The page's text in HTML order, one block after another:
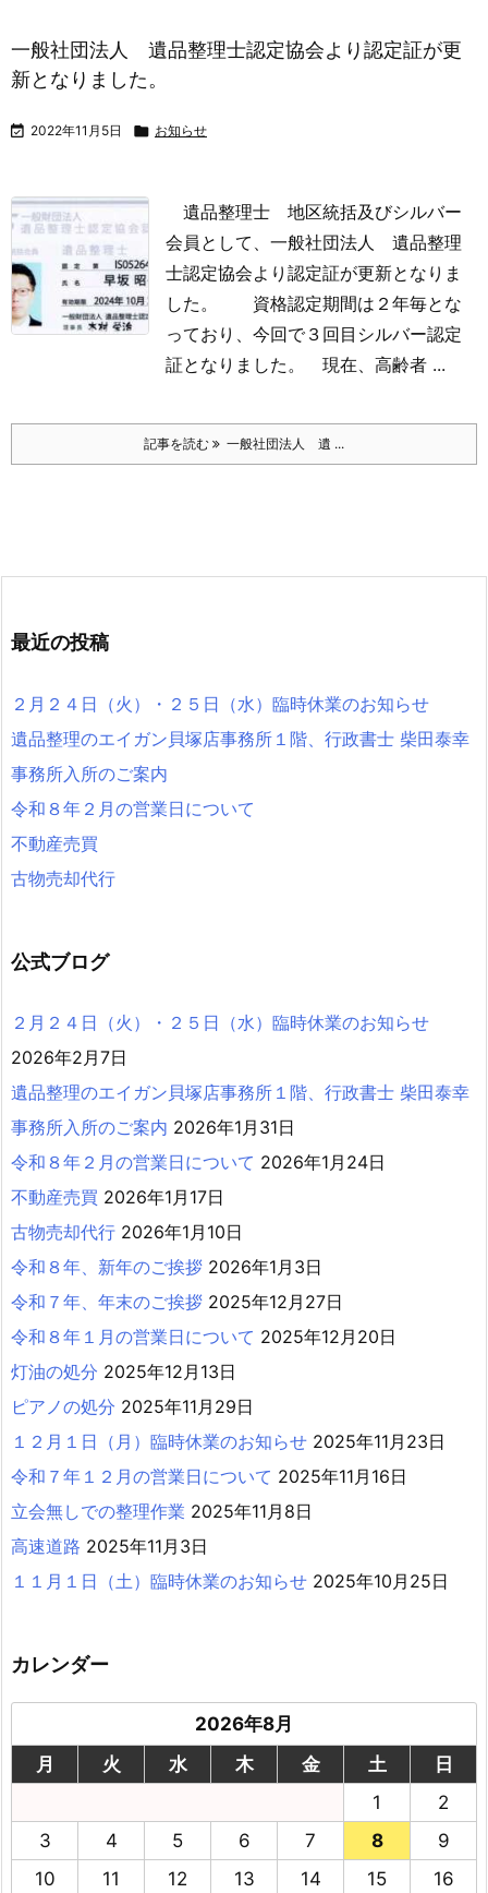
一般社団法人 遺品整理士認定協会より認定証が更
新となりました。
 2022年11月5日  お知らせ
遺品整理士 地区統括及びシルバー
会員として、一般社団法人 遺品整理
士認定協会より認定証が更新となりま
した。
資格認定期間は２年毎とな
っており、今回で３回目シルバー認定
証となりました。
現在、高齢者 ...
記事を読む 一般社団法人 遺 ...
最近の投稿
２月２４日（火）・２５日（水）臨時休業のお知らせ
遺品整理のエイガン貝塚店事務所１階、行政書士 柴田泰幸
事務所入所のご案内
令和８年２月の営業日について
不動産売買
古物売却代行
公式ブログ
２月２４日（火）・２５日（水）臨時休業のお知らせ
2026年2月7日
遺品整理のエイガン貝塚店事務所１階、行政書士 柴田泰幸
事務所入所のご案内 2026年1月31日
令和８年２月の営業日について 2026年1月24日
不動産売買 2026年1月17日
古物売却代行 2026年1月10日
令和８年、新年のご挨拶 2026年1月3日
令和７年、年末のご挨拶 2025年12月27日
令和８年１月の営業日について 2025年12月20日
灯油の処分 2025年12月13日
ピアノの処分 2025年11月29日
１２月１日（月）臨時休業のお知らせ 2025年11月23日
令和７年１２月の営業日について 2025年11月16日
立会無しでの整理作業 2025年11月8日
高速道路 2025年11月3日
１１月１日（土）臨時休業のお知らせ 2025年10月25日
カレンダー
2026年8月
月
火 水 木 金 土
日
1
2
3
4 5 6 7 8
9
10
11 12 13 14 15 16